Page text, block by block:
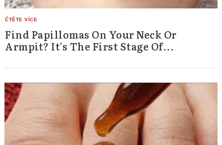
Find Papillomas On Your Neck Or
Armpit? It's The First Stage Of...